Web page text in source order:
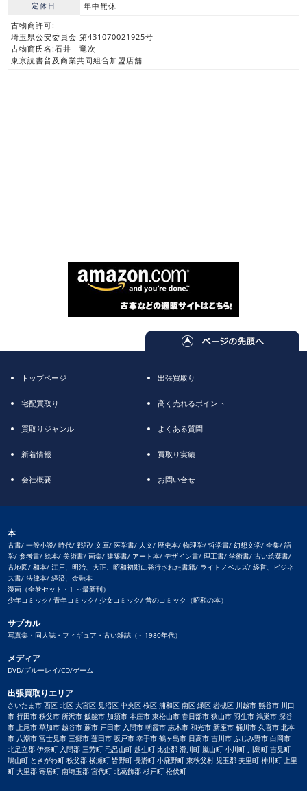
定休日
年中無休
古物商許可:
埼玉県公安委員会 第431070021925号
古物商氏名:石井 竜次
東京読書普及商業共同組合加盟店舗
トップページ 出張買取り
宅配買取り 高く売れるポイント
買取りジャンル よくある質問
新着情報 買取り実績
会社概要 お問い合せ
本
古書/ 一般小説/ 時代/ 戦記/ 文庫/ 医学書/ 人文/ 歴史本/ 物理学/ 哲学書/ 幻想文学/ 全集/ 語
学/ 参考書/ 絵本/ 美術書/ 画集/ 建築書/ アート本/ デザイン書/ 理工書/ 学術書/ 古い絵葉書/
古地図/ 和本/ 江戸、明治、大正、昭和初期に発行された書籍/ ライトノベルズ/ 経営、ビジネ
ス書/ 法律本/ 経済、金融本
漫画（全巻セット・1 ～最新刊）
少年コミック/ 青年コミック/ 少女コミック/ 昔のコミック（昭和の本）
サブカル
写真集・同人誌・フィギュア・古い雑誌（～1980年代）
メディア
DVD/ブルーレイ/CD/ゲーム
出張買取りエリア
さいたま市 西区 北区大宮区 見沼区 中央区 桜区浦和区 南区 緑区岩槻区 川越市 熊谷市 川口
市行田市 秩父市 所沢市 飯能市加須市 本庄市東松山市 春日部市 狭山市 羽生市鴻巣市 深谷
市 上尾市 草加市 越谷市 蕨市 戸田市 入間市 朝霞市 志木市 和光市 新座市桶川市 久喜市 北本
市 八潮市 富士見市 三郷市 蓮田市坂戸市 幸手市鶴ヶ島市 日高市 吉川市 ふじみ野市 白岡市
北足立郡 伊奈町 入間郡 三芳町 毛呂山町 越生町 比企郡 滑川町 嵐山町 小川町 川島町 吉見町
鳩山町 ときがわ町 秩父郡 横瀬町 皆野町 長瀞町 小鹿野町 東秩父村 児玉郡 美里町 神川町 上里
町 大里郡 寄居町 南埼玉郡 宮代町 北葛飾郡 杉戸町 松伏町